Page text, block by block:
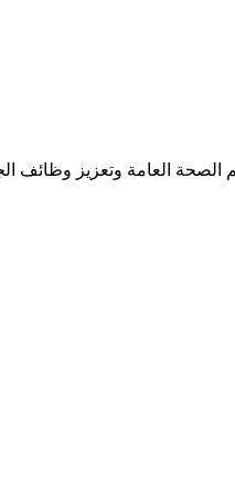
العامة وتعزيز وظائف